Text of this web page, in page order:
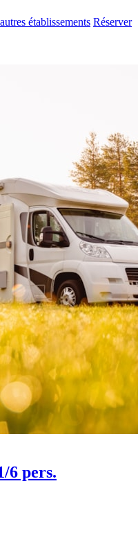
établissements Réserver
6 pers.